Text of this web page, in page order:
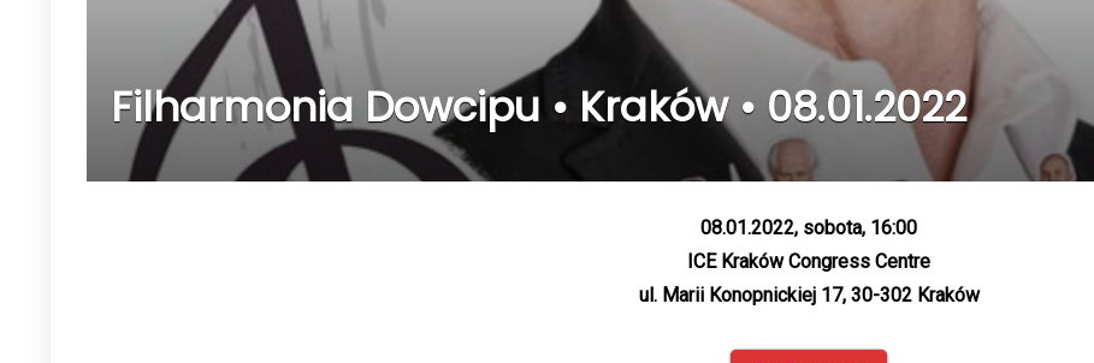
Filharmonia Dowcipu • Kraków • 08.01.2022
08.01.2022, sobota, 16:00
ICE Kraków Congress Centre
ul. Marii Konopnickiej 17, 30-302 Kraków